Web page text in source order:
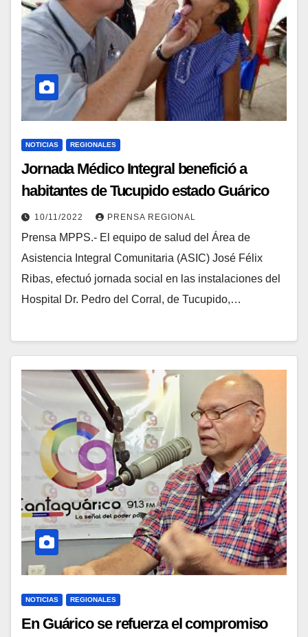
NOTICIAS REGIONALES
Jornada Médico Integral benefició a
habitantes de Tucupido estado Guárico
10/11/2022 PRENSA REGIONAL
Prensa MPPS.- El equipo de salud del Área de
Asistencia Integral Comunitaria (ASIC) José Félix
Ribas, efectuó jornada social en las instalaciones del
Hospital Dr. Pedro del Corral, de Tucupido,…
NOTICIAS REGIONALES
En Guárico se refuerza el compromiso